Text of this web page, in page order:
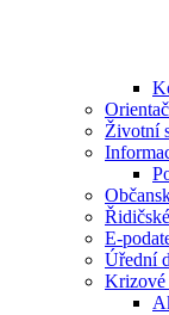
Životní
E-
Úřední
Krizové